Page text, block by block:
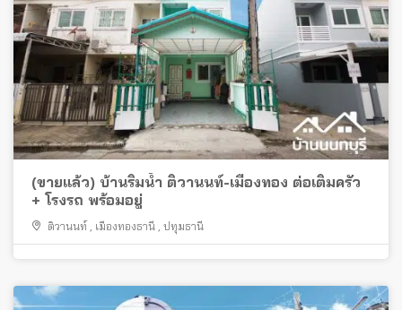
(ขายแล้ว) บ้านริมน้ำ ติวานนท์-เมืองทอง ต่อเติมครัว
+ โรงรถ พร้อมอยู่
ติวานนท์ , เมืองทองธานี , ปทุมธานี